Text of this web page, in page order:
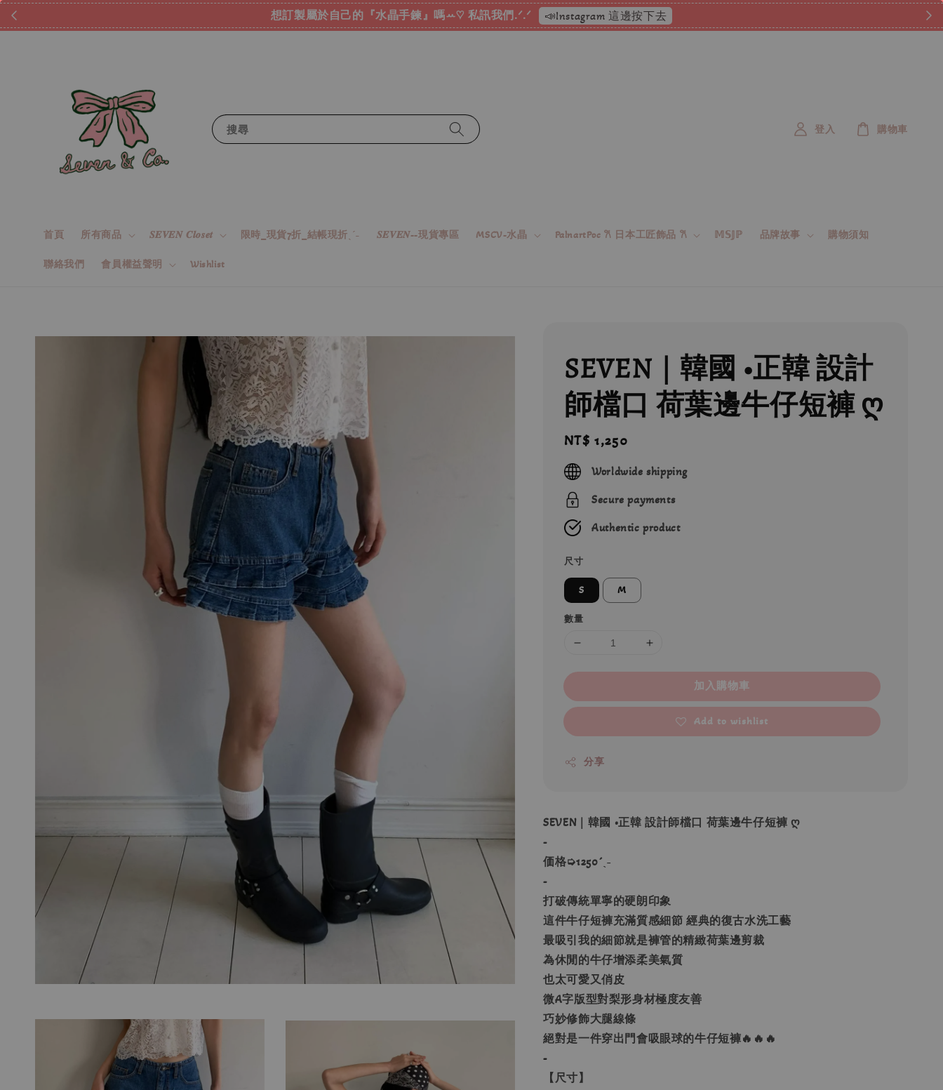
想訂製屬於自己的『水晶手鍊』嗎ꕀ♡ 私訊我們.ᐟ.ᐟ 📣Instagram 這邊按下去
搜尋
首頁 所有商品 𝑺𝑬𝑽𝑬𝑵 𝑪𝒍𝒐𝒔𝒆𝒕 限時_現貨7折_結帳現折ˎˊ˗ 𝑺𝑬𝑽𝑬𝑵--現貨專區 MSCV-水晶 PalnartPoc 𐙚 日本工匠飾品 𐙚 𝕄𝕊𝕁ℙ 品牌故事 購物須知
聯絡我們 會員權益聲明 Wishlist
登入 購物車
SEVEN｜韓國 •正韓 設計
師檔口 荷葉邊牛仔短褲 ღ
Regular
price
NT$ 1,250
Worldwide shipping
Secure payments
Authentic product
尺寸
S M
數量
加入購物車
Add to wishlist
分享
SEVEN｜韓國 •正韓 設計師檔口 荷葉邊牛仔短褲 ღ
-
価格➭1250´ˎ˗
-
打破傳統單寧的硬朗印象
這件牛仔短褲充滿質感細節 經典的復古水洗工藝
最吸引我的細節就是褲管的精緻荷葉邊剪裁
為休閒的牛仔增添柔美氣質
也太可愛又俏皮
微A字版型對梨形身材極度友善
巧妙修飾大腿線條
絕對是一件穿出門會吸眼球的牛仔短褲🔥🔥🔥
-
【尺寸】